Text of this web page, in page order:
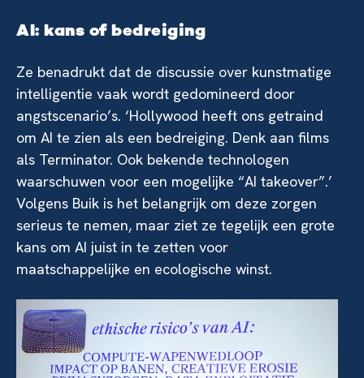
AI: kans of bedreiging
Ze benadrukt dat de discussie over kunstmatige
intelligentie vaak wordt gedomineerd door
angstscenario’s. ‘Hollywood heeft ons getraind
om AI te zien als een bedreiging. Denk aan films
als Terminator. Ook bekende technologen
waarschuwen voor een mogelijke “AI takeover”.’
Volgens Buik is het belangrijk om deze zorgen
serieus te nemen, maar ziet ze tegelijk een grote
kans om AI juist in te zetten voor
maatschappelijke en ecologische winst.